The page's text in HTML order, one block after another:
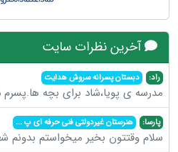
آخرین نظرات سایت
راد: دبستان پسرانه سروش هدایت
مدرسه ی پویا،شاد برای بچه ها.پسرم
پارسا: هنرستان غیردولتی فنی حرفه ای پ...
سلام وقتتون بخیر میخواستم بدونم